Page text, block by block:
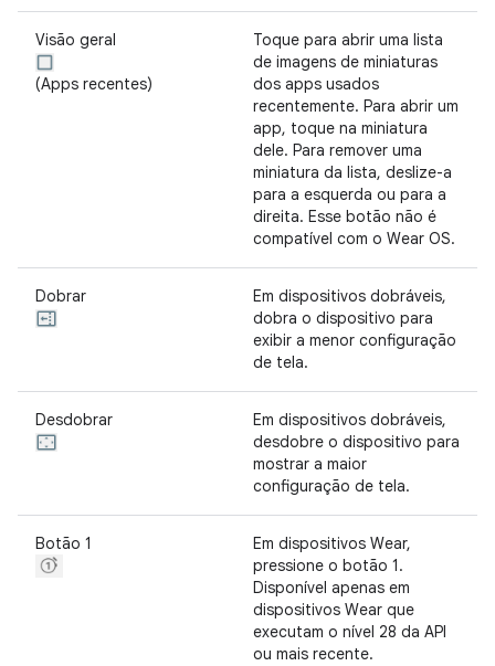
Visão geral
(Apps recentes)
Toque para abrir uma lista
de imagens de miniaturas
dos apps usados
recentemente. Para abrir um
app, toque na miniatura
dele. Para remover uma
miniatura da lista, deslize-a
para a esquerda ou para a
direita. Esse botão não é
compatível com o Wear OS.
Dobrar
Em dispositivos dobráveis,
dobra o dispositivo para
exibir a menor configuração
de tela.
Desdobrar
Em dispositivos dobráveis,
desdobre o dispositivo para
mostrar a maior
configuração de tela.
Botão 1
Em dispositivos Wear,
pressione o botão 1.
Disponível apenas em
dispositivos Wear que
executam o nível 28 da API
ou mais recente.